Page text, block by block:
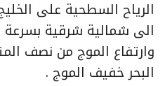
الرياح السطحية على
وارتفاع الموج من نصف
البحر خفيف الموج .